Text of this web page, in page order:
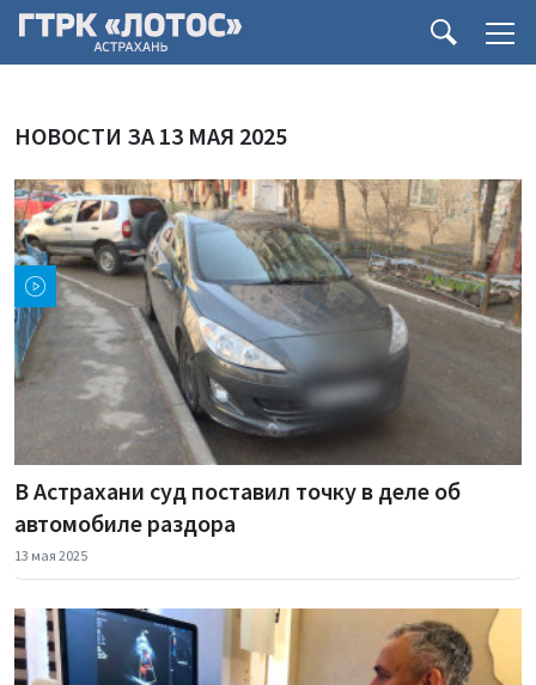
НОВОСТИ ЗА 13 МАЯ 2025
В Астрахани суд поставил точку в деле об
автомобиле раздора
13 мая 2025